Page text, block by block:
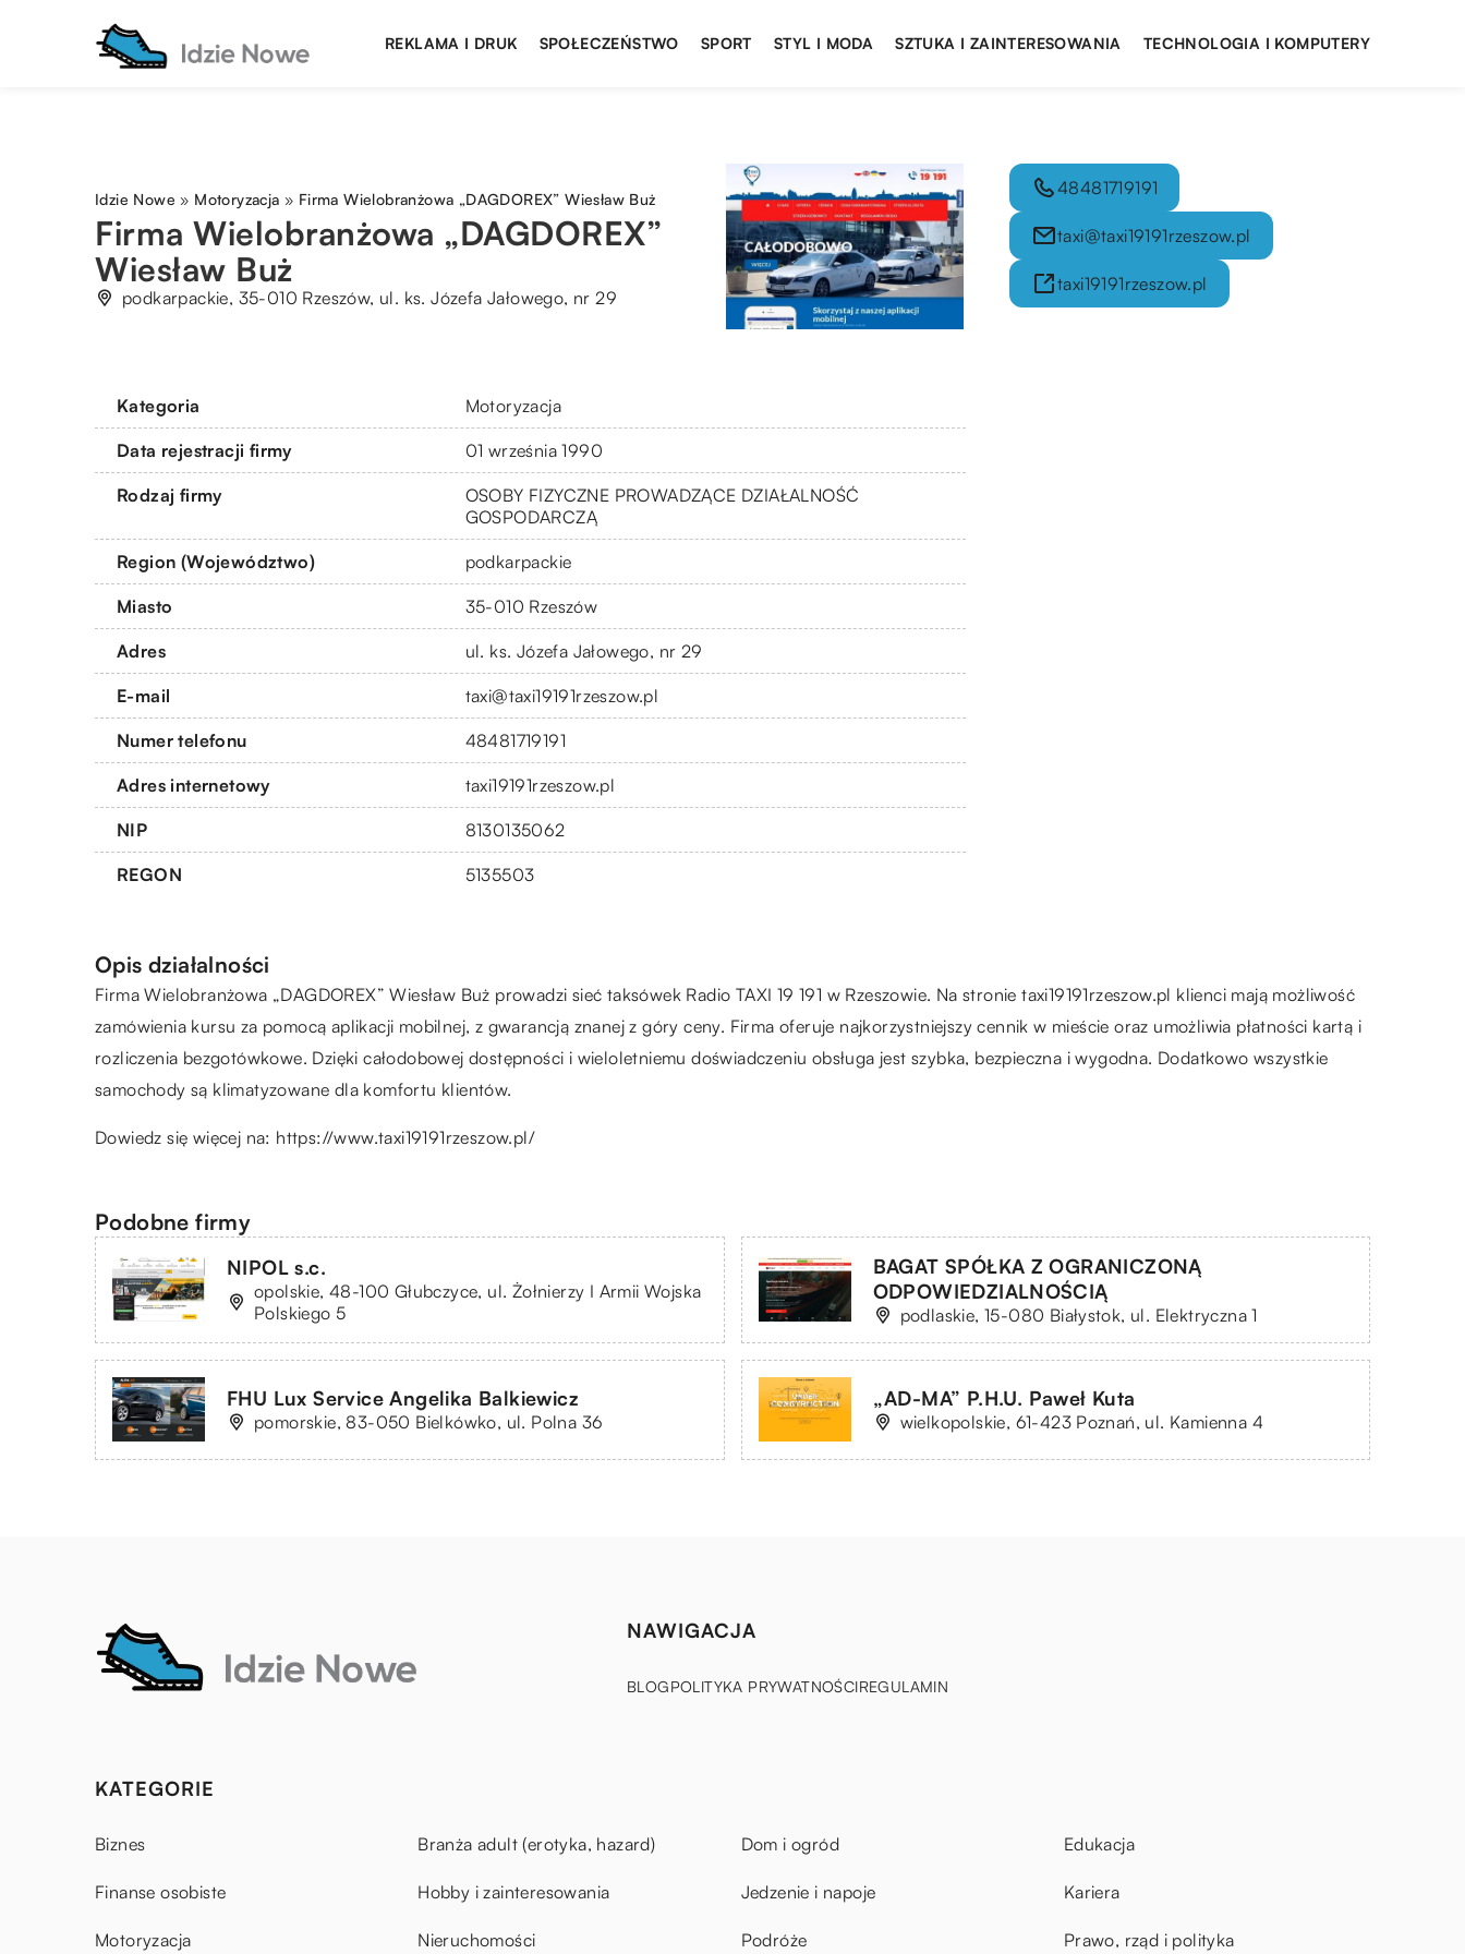
REKLAMA I DRUK SPOŁECZEŃSTWO SPORT STYL I MODA SZTUKA I ZAINTERESOWANIA TECHNOLOGIA I KOMPUTERY
Idzie Nowe » Motoryzacja » Firma Wielobranżowa „DAGDOREX” Wiesław Buż
Firma Wielobranżowa „DAGDOREX”
Wiesław Buż
podkarpackie, 35-010 Rzeszów, ul. ks. Józefa Jałowego, nr 29
Kategoria Motoryzacja
Data rejestracji firmy 01 września 1990
Rodzaj firmy
OSOBY FIZYCZNE PROWADZĄCE DZIAŁALNOŚĆ
GOSPODARCZĄ
Region (Województwo) podkarpackie
Miasto 35-010 Rzeszów
Adres ul. ks. Józefa Jałowego, nr 29
E-mail taxi@taxi19191rzeszow.pl
Numer telefonu 48481719191
Adres internetowy taxi19191rzeszow.pl
NIP 8130135062
REGON 5135503
48481719191
taxi@taxi19191rzeszow.pl
taxi19191rzeszow.pl
Opis działalności
Firma Wielobranżowa „DAGDOREX” Wiesław Buż prowadzi sieć taksówek Radio TAXI 19 191 w Rzeszowie. Na stronie taxi19191rzeszow.pl klienci mają możliwość
zamówienia kursu za pomocą aplikacji mobilnej, z gwarancją znanej z góry ceny. Firma oferuje najkorzystniejszy cennik w mieście oraz umożliwia płatności kartą i
rozliczenia bezgotówkowe. Dzięki całodobowej dostępności i wieloletniemu doświadczeniu obsługa jest szybka, bezpieczna i wygodna. Dodatkowo wszystkie
samochody są klimatyzowane dla komfortu klientów.
Dowiedz się więcej na: https://www.taxi19191rzeszow.pl/
Podobne firmy
NIPOL s.c.
opolskie, 48-100 Głubczyce, ul. Żołnierzy I Armii Wojska
Polskiego 5
BAGAT SPÓŁKA Z OGRANICZONĄ
ODPOWIEDZIALNOŚCIĄ
podlaskie, 15-080 Białystok, ul. Elektryczna 1
FHU Lux Service Angelika Balkiewicz
pomorskie, 83-050 Bielkówko, ul. Polna 36
„AD-MA” P.H.U. Paweł Kuta
wielkopolskie, 61-423 Poznań, ul. Kamienna 4
NAWIGACJA
BLOGPOLITYKA PRYWATNOŚCIREGULAMIN
KATEGORIE
Biznes Branża adult (erotyka, hazard) Dom i ogród Edukacja
Finanse osobiste Hobby i zainteresowania Jedzenie i napoje Kariera
Motoryzacja Nieruchomości Podróże Prawo, rząd i polityka